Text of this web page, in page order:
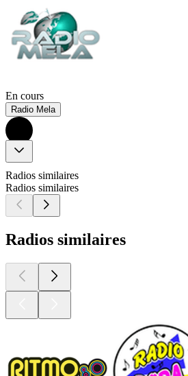
En cours
Radio Mela
Radios similaires
Radios similaires
Radios similaires